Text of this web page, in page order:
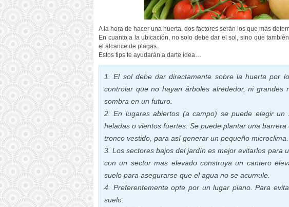
A la hora de hacer una huerta, dos factores serán los que más
En cuanto a la ubicación, no solo debe dar el sol, sino que
el alcance de plagas.
Estos tips te ayudarán a darte idea…
1. El sol debe dar directamente sobre la huerta por
controlar que no hayan árboles alrededor, ni
sombra en un futuro.
2. En lugares abiertos (a campo) se puede elegir
heladas o vientos fuertes. Se puede plantar una
tronco vestido, para así generar un pequeño microclima.
3. Los sectores bajos del jardín es mejor evitarlos para
con un sector mas elevado construya un cantero
suelo para asegurarse que el agua no se acumule.
4. Preferentemente opte por un lugar plano. Para
suelo.